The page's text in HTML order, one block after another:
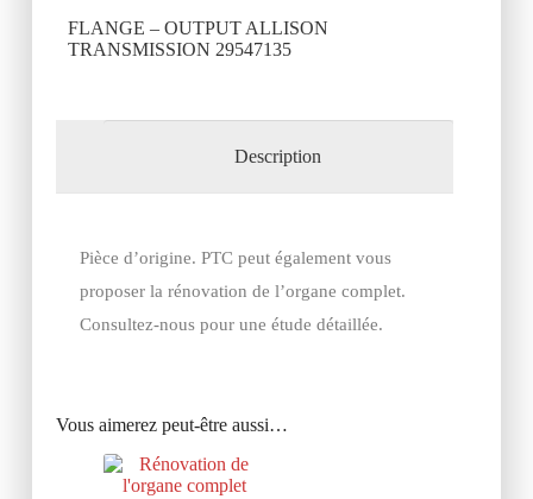
FLANGE – OUTPUT ALLISON
TRANSMISSION 29547135
Description
Pièce d’origine. PTC peut également vous
proposer la rénovation de l’organe complet.
Consultez-nous pour une étude détaillée.
Vous aimerez peut-être aussi…